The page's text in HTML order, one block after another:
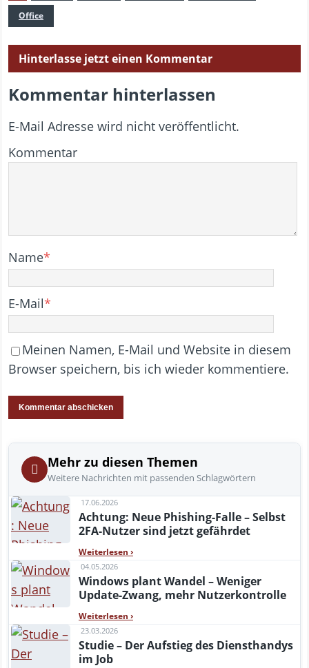
Office
Hinterlasse jetzt einen Kommentar
Kommentar hinterlassen
E-Mail Adresse wird nicht veröffentlicht.
Kommentar
Name*
E-Mail*
Meinen Namen, E-Mail und Website in diesem
Browser speichern, bis ich wieder kommentiere.
Mehr zu diesen Themen
Weitere Nachrichten mit passenden Schlagwörtern
17.06.2026
Achtung: Neue Phishing-Falle – Selbst
2FA-Nutzer sind jetzt gefährdet
Weiterlesen ›
04.05.2026
Windows plant Wandel – Weniger
Update-Zwang, mehr Nutzerkontrolle
Weiterlesen ›
23.03.2026
Studie – Der Aufstieg des Diensthandys
im Job